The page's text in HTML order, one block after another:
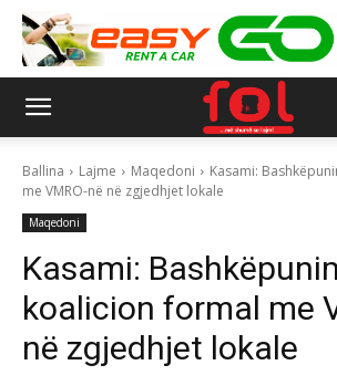
Ballina Lajme Maqedoni
Kasami:
me VMRO-në në zgjedhjet lokale
Maqedoni
Kasami:
koalicion formal me
në zgjedhjet lokale